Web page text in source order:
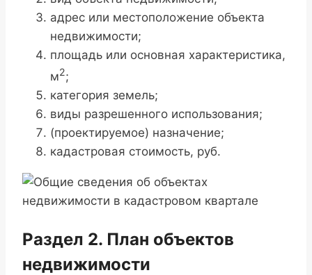
адрес или местоположение объекта
недвижимости;
площадь или основная характеристика,
м2;
категория земель;
виды разрешенного использования;
(проектируемое) назначение;
кадастровая стоимость, руб.
Раздел 2. План объектов
недвижимости